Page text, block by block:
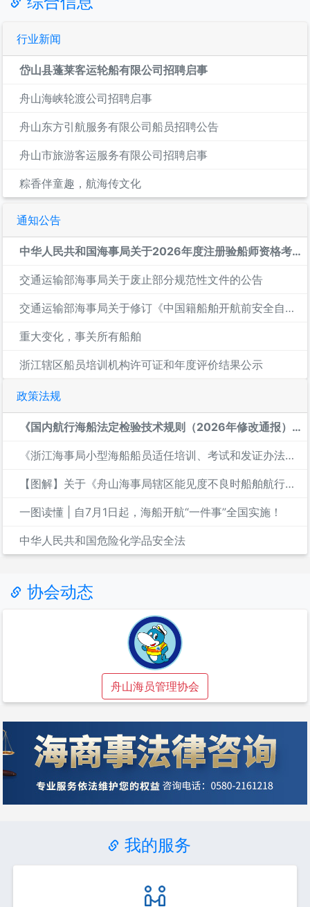
行业新闻
岱山县蓬莱客运轮船有限公司招聘启事
舟山海峡轮渡公司招聘启事
舟山东方引航服务有限公司船员招聘公告
舟山市旅游客运服务有限公司招聘启事
粽香伴童趣，航海传文化
通知公告
中华人民共和国海事局关于2026年度注册验船师资格考试的公告
交通运输部海事局关于废止部分规范性文件的公告
交通运输部海事局关于修订《中国籍船舶开航前安全自查清单（通用...
重大变化，事关所有船舶
浙江辖区船员培训机构许可证和年度评价结果公示
政策法规
《国内航行海船法定检验技术规则（2026年修改通报）解读
《浙江海事局小型海船船员适任培训、考试和发证办法》政策解读
【图解】关于《舟山海事局辖区能见度不良时船舶航行、停泊和作业...
一图读懂 | 自7月1日起，海船开航“一件事”全国实施！
中华人民共和国危险化学品安全法
协会动态
舟山海员管理协会
我的服务